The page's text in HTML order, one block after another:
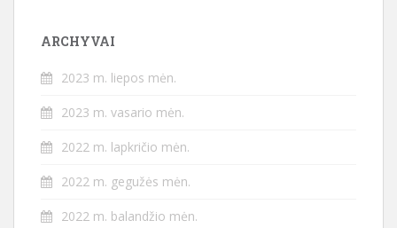
ARCHYVAI
2023 m. liepos mėn.
2023 m. vasario mėn.
2022 m. lapkričio mėn.
2022 m. gegužės mėn.
2022 m. balandžio mėn.